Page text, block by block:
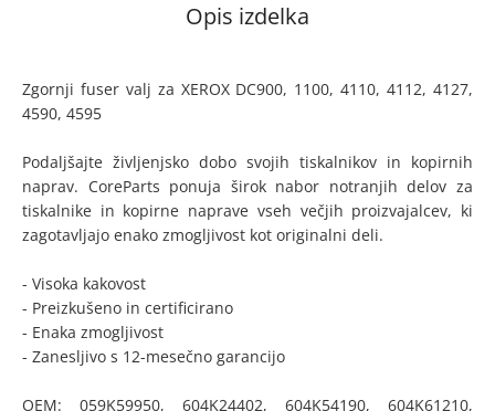
Opis izdelka
Zgornji fuser valj za XEROX DC900, 1100, 4110, 4112, 4127,
4590, 4595
Podaljšajte življenjsko dobo svojih tiskalnikov in kopirnih
naprav. CoreParts ponuja širok nabor notranjih delov za
tiskalnike in kopirne naprave vseh večjih proizvajalcev, ki
zagotavljajo enako zmogljivost kot originalni deli.
- Visoka kakovost
- Preizkušeno in certificirano
- Enaka zmogljivost
- Zanesljivo s 12-mesečno garancijo
OEM: 059K59950, 604K24402, 604K54190, 604K61210,